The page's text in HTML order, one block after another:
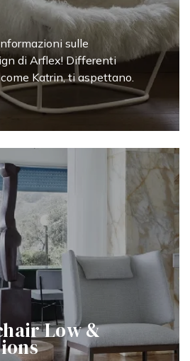
sulle
di Arflex! Differenti
Katrin, ti aspettano.
Low &